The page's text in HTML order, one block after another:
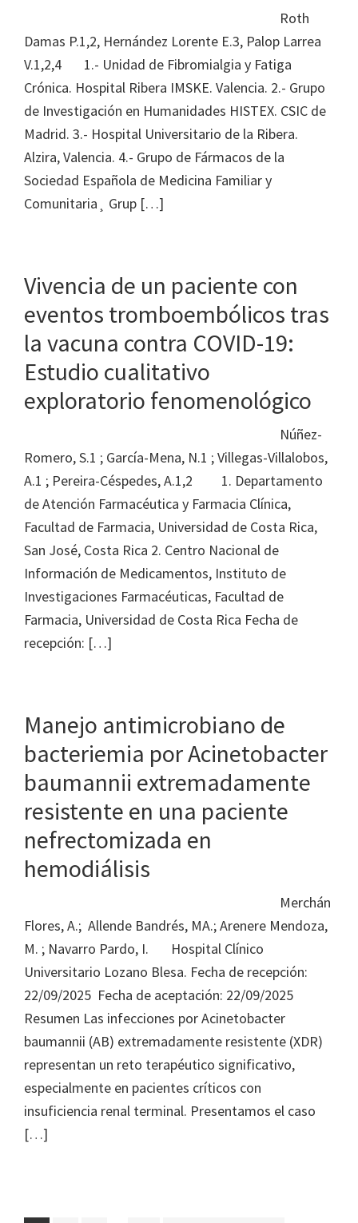
Roth
Damas P.1,2, Hernández Lorente E.3, Palop Larrea
V.1,2,4 1.- Unidad de Fibromialgia y Fatiga
Crónica. Hospital Ribera IMSKE. Valencia. 2.- Grupo
de Investigación en Humanidades HISTEX. CSIC de
Madrid. 3.- Hospital Universitario de la Ribera.
Alzira, Valencia. 4.- Grupo de Fármacos de la
Sociedad Española de Medicina Familiar y
Comunitaria¸ Grup […]
Vivencia de un paciente con
eventos tromboembólicos tras
la vacuna contra COVID-19:
Estudio cualitativo
exploratorio fenomenológico
Núñez-
Romero, S.1 ; García-Mena, N.1 ; Villegas-Villalobos,
A.1 ; Pereira-Céspedes, A.1,2 1. Departamento
de Atención Farmacéutica y Farmacia Clínica,
Facultad de Farmacia, Universidad de Costa Rica,
San José, Costa Rica 2. Centro Nacional de
Información de Medicamentos, Instituto de
Investigaciones Farmacéuticas, Facultad de
Farmacia, Universidad de Costa Rica Fecha de
recepción: […]
Manejo antimicrobiano de
bacteriemia por Acinetobacter
baumannii extremadamente
resistente en una paciente
nefrectomizada en
hemodiálisis
Merchán
Flores, A.; Allende Bandrés, MA.; Arenere Mendoza,
M. ; Navarro Pardo, I. Hospital Clínico
Universitario Lozano Blesa. Fecha de recepción:
22/09/2025 Fecha de aceptación: 22/09/2025
Resumen Las infecciones por Acinetobacter
baumannii (AB) extremadamente resistente (XDR)
representan un reto terapéutico significativo,
especialmente en pacientes críticos con
insuficiencia renal terminal. Presentamos el caso
[…]